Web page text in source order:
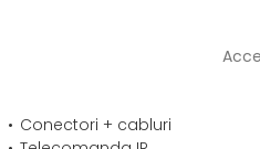
Conectori + cabluri